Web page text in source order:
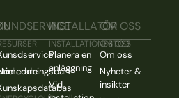
INSTALLATÖR
INSTALLATIONSSTÖD
Planera en
anläggning
Vid
OM OSS
OM OSS
Om oss
Nyheter &
insikter